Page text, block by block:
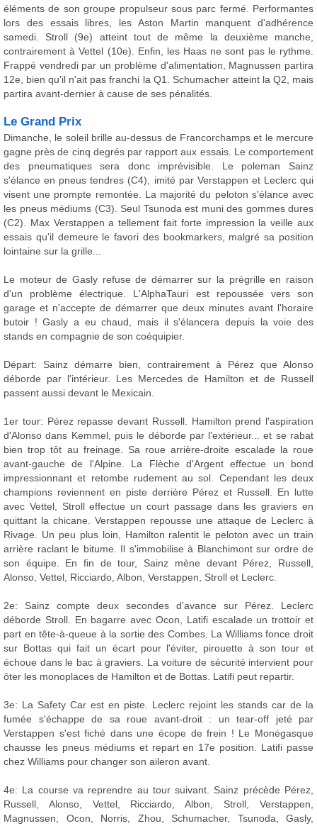
éléments de son groupe propulseur sous parc fermé. Performantes
lors des essais libres, les Aston Martin manquent d'adhérence
samedi. Stroll (9e) atteint tout de même la deuxième manche,
contrairement à Vettel (10e). Enfin, les Haas ne sont pas le rythme.
Frappé vendredi par un problème d'alimentation, Magnussen partira
12e, bien qu'il n'ait pas franchi la Q1. Schumacher atteint la Q2, mais
partira avant-dernier à cause de ses pénalités.
Le Grand Prix
Dimanche, le soleil brille au-dessus de Francorchamps et le mercure
gagne près de cinq degrés par rapport aux essais. Le comportement
des pneumatiques sera donc imprévisible. Le poleman Sainz
s'élance en pneus tendres (C4), imité par Verstappen et Leclerc qui
visent une prompte remontée. La majorité du peloton s'élance avec
les pneus médiums (C3). Seul Tsunoda est muni des gommes dures
(C2). Max Verstappen a tellement fait forte impression la veille aux
essais qu'il demeure le favori des bookmarkers, malgré sa position
lointaine sur la grille...
Le moteur de Gasly refuse de démarrer sur la prégrille en raison
d'un problème électrique. L'AlphaTauri est repoussée vers son
garage et n'accepte de démarrer que deux minutes avant l'horaire
butoir ! Gasly a eu chaud, mais il s'élancera depuis la voie des
stands en compagnie de son coéquipier.
Départ: Sainz démarre bien, contrairement à Pérez que Alonso
déborde par l'intérieur. Les Mercedes de Hamilton et de Russell
passent aussi devant le Mexicain.
1er tour: Pérez repasse devant Russell. Hamilton prend l'aspiration
d'Alonso dans Kemmel, puis le déborde par l'extérieur... et se rabat
bien trop tôt au freinage. Sa roue arrière-droite escalade la roue
avant-gauche de l'Alpine. La Flèche d'Argent effectue un bond
impressionnant et retombe rudement au sol. Cependant les deux
champions reviennent en piste derrière Pérez et Russell. En lutte
avec Vettel, Stroll effectue un court passage dans les graviers en
quittant la chicane. Verstappen repousse une attaque de Leclerc à
Rivage. Un peu plus loin, Hamilton ralentit le peloton avec un train
arrière raclant le bitume. Il s'immobilise à Blanchimont sur ordre de
son équipe. En fin de tour, Sainz mène devant Pérez, Russell,
Alonso, Vettel, Ricciardo, Albon, Verstappen, Stroll et Leclerc.
2e: Sainz compte deux secondes d'avance sur Pérez. Leclerc
déborde Stroll. En bagarre avec Ocon, Latifi escalade un trottoir et
part en tête-à-queue à la sortie des Combes. La Williams fonce droit
sur Bottas qui fait un écart pour l'éviter, pirouette à son tour et
échoue dans le bac à graviers. La voiture de sécurité intervient pour
ôter les monoplaces de Hamilton et de Bottas. Latifi peut repartir.
3e: La Safety Car est en piste. Leclerc rejoint les stands car de la
fumée s'échappe de sa roue avant-droit : un tear-off jeté par
Verstappen s'est fiché dans une écope de frein ! Le Monégasque
chausse les pneus médiums et repart en 17e position. Latifi passe
chez Williams pour changer son aileron avant.
4e: La course va reprendre au tour suivant. Sainz précède Pérez,
Russell, Alonso, Vettel, Ricciardo, Albon, Stroll, Verstappen,
Magnussen, Ocon, Norris, Zhou, Schumacher, Tsunoda, Gasly,